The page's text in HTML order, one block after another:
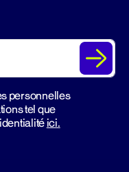
personnelles
tel que
ici.